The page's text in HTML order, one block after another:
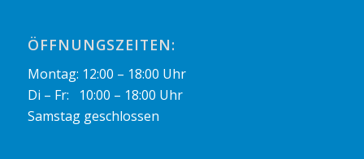
ÖFFNUNGSZEITEN:
Montag: 12:00 – 18:00 Uhr
Di – Fr: 10:00 – 18:00 Uhr
Samstag geschlossen